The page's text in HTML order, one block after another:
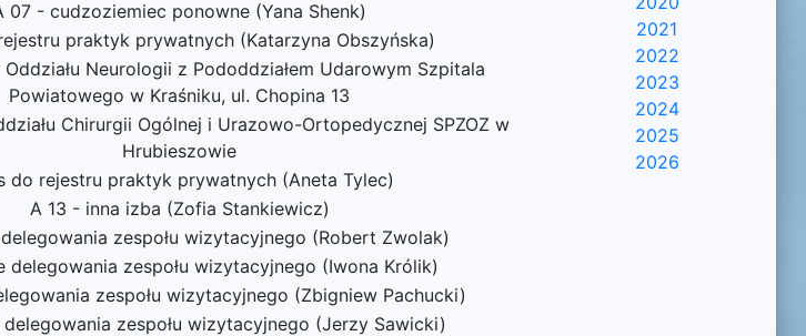
07 - cudzoziemiec ponowne (Yana Shenk)
praktyk prywatnych (Katarzyna Obszyńska)
Neurologii z Pododdziałem Udarowym Szpitala
Powiatowego w Kraśniku, ul. Chopina 13
Chirurgii Ogólnej i Urazowo-Ortopedycznej SPZOZ w
Hrubieszowie
do rejestru praktyk prywatnych (Aneta Tylec)
A 13 - inna izba (Zofia Stankiewicz)
zespołu wizytacyjnego (Robert Zwolak)
delegowania zespołu wizytacyjnego (Iwona Królik)
zespołu wizytacyjnego (Zbigniew Pachucki)
zespołu wizytacyjnego (Jerzy Sawicki)
2021
2022
2023
2024
2025
2026